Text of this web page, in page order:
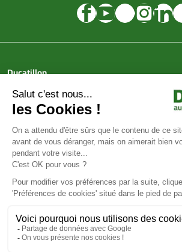
Ducatillon
Achat en ligne
Services
Aide & Conseils
Paiement sécurisé